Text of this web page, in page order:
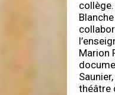
Marion
théâtre